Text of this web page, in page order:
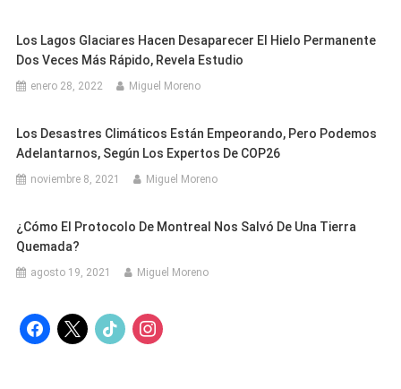
Los Lagos Glaciares Hacen Desaparecer El Hielo Permanente
Dos Veces Más Rápido, Revela Estudio
enero 28, 2022 Miguel Moreno
Los Desastres Climáticos Están Empeorando, Pero Podemos
Adelantarnos, Según Los Expertos De COP26
noviembre 8, 2021 Miguel Moreno
¿Cómo El Protocolo De Montreal Nos Salvó De Una Tierra
Quemada?
agosto 19, 2021 Miguel Moreno
facebook
x tiktok instagram